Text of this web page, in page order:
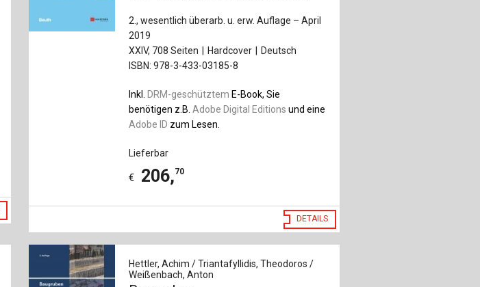
2., wesentlich überarb. u. erw. Auflage – April
2019
XXIV, 708 Seiten
Hardcover
Deutsch
ISBN: 978-3-433-03185-8
Inkl.DRM-geschütztem E-Book, Sie
benötigen z.B.Adobe Digital Editions und eine
Adobe ID zum Lesen.
Lieferbar
€ 206,70
DETAILS
Hettler, Achim / Triantafyllidis, Theodoros /
Weißenbach, Anton